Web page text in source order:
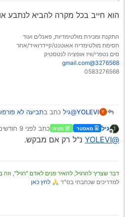
הוא חייב בכל מקרה להביא לנתבע
התקנת ומכירת מולטימדיות, פאנלים ועוד
חסימת מולטימדיה אאוטנט/קיידרואיד/אחר
סים נטפרי/וויז אופציה לנטסטיק
3276568@gmail.com
0583276568
Y
YOLEVI@גיל כתב בתביעה לא
הוא חייב להביא תמונות
מבקש?
מנותק
גיל מאסטר מגיה כתבלפני 9 חודשים
נערך לאחרונה על
@YOLEVI נ"ל רק אם מבקש.
דבר שצריך להרגיל, להאיר פנים לאדם "רגיל", וזה
למדריכים שכתבתי בס"ד 🙏 לחץ כאן